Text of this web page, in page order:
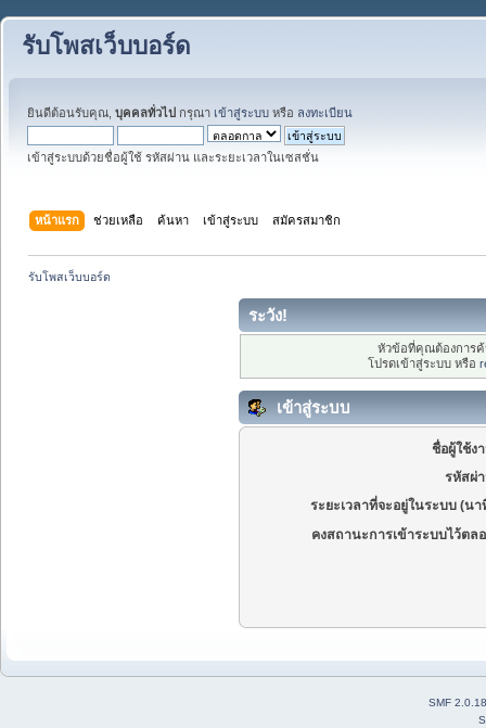
รับโพสเว็บบอร์ด
ยินดีต้อนรับคุณ, บุคคลทั่วไป กรุณา เข้าสู่ระบบ หรือ ลงทะเบียน
เข้าสู่ระบบด้วยชื่อผู้ใช้ รหัสผ่าน และระยะเวลาในเซสชั่น
หน้าแรก ช่วยเหลือ ค้นหา เข้าสู่ระบบ สมัครสมาชิก
รับโพสเว็บบอร์ด
ระวัง!
หัวข้อที่คุณต้องการ
โปรดเข้าสู่ระบบ หรือ
เข้าสู่ระบบ
ชื่อผู้ใช้ง
รหัสผ่
ระยะเวลาที่จะอยู่ในระบบ (นา
คงสถานะการเข้าระบบไว้ตล
SMF 2.0.18